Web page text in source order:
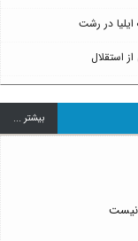
در رشت
استقلال
بيشتر ...
نیست